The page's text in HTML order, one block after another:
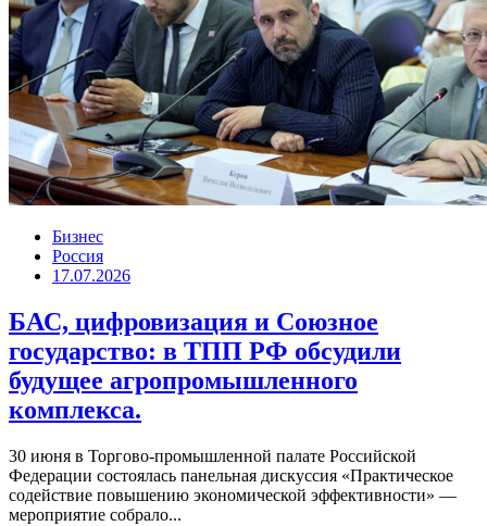
Бизнес
Россия
17.07.2026
БАС, цифровизация и Союзное
государство: в ТПП РФ обсудили
будущее агропромышленного
комплекса.
30 июня в Торгово-промышленной палате Российской
Федерации состоялась панельная дискуссия «Практическое
содействие повышению экономической эффективности» —
мероприятие собрало...